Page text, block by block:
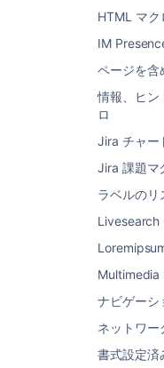
HTML マク
IM
ページを含
情報、ヒン
ロ
Jira チャー
Jira 課題マ
ラベルのリ
Livesearch
Multimedia
ナビゲーシ
ネットワー
書式設定済
サポート
イプ
ページに Office
するには、マク
マクロのいずれ
Office
Office
PDF (
ファイル
ユーザーは任意
て、ファイルの
ルを編集し、そ